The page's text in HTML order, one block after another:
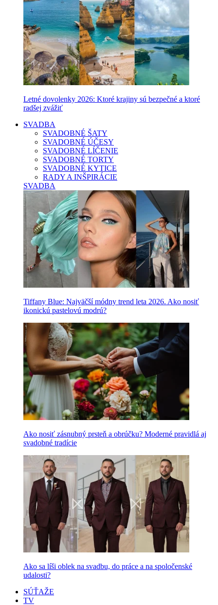
Letné dovolenky 2026: Ktoré krajiny sú bezpečné a ktoré
radšej zvážiť
SVADBA
SVADOBNÉ ŠATY
SVADOBNÉ ÚČESY
SVADOBNÉ LÍČENIE
SVADOBNÉ TORTY
SVADOBNÉ KYTICE
RADY A INŠPIRÁCIE
SVADBA
Tiffany Blue: Najväčší módny trend leta 2026. Ako nosiť
ikonickú pastelovú modrú?
Ako nosiť zásnubný prsteň a obrúčku? Moderné pravidlá aj
svadobné tradície
Ako sa líši oblek na svadbu, do práce a na spoločenské
udalosti?
SÚŤAŽE
TV